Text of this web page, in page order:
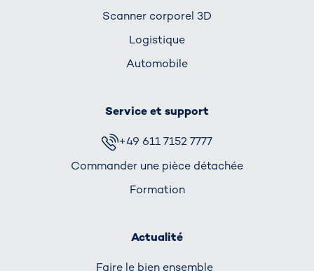
Scanner corporel 3D
Logistique
Automobile
Service et support
+49 611 7152 7777
Commander une pièce détachée
Formation
Actualité
Faire le bien ensemble